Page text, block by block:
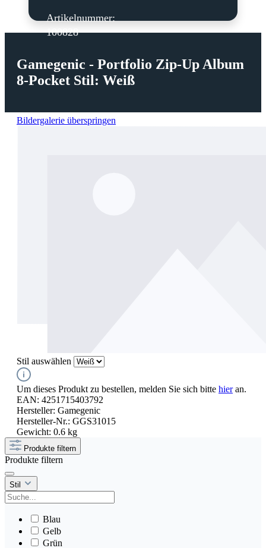
Artikelnummer:
100828
Gamegenic - Portfolio Zip-Up Album
8-Pocket Stil: Weiß
Bildergalerie überspringen
Stil auswählen
Um dieses Produkt zu bestellen, melden Sie sich bitte hieran.
EAN: 4251715403792
Hersteller: Gamegenic
Hersteller-Nr.: GGS31015
Gewicht: 0.6 kg
Produkte filtern
Produkte filtern
Stil
Blau
Gelb
Grün